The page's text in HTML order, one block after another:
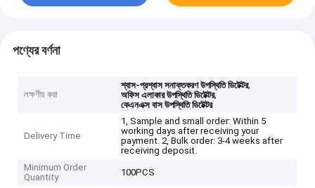
পণ্যের বর্ণনা
লক্ষণীয় করা
শ্বাস-প্রশ্বাস সনাক্তকরণ উপস্থিতি ডিটেক্টর,
অফিস এলাকার উপস্থিতি ডিটেক্টর,
কেএনএক্স বাস উপস্থিতি ডিটেক্টর
Delivery Time
1, Sample and small order: Within 5
working days after receiving your
payment. 2, Bulk order: 3-4 weeks after
receiving deposit.
Minimum Order
Quantity
100PCS